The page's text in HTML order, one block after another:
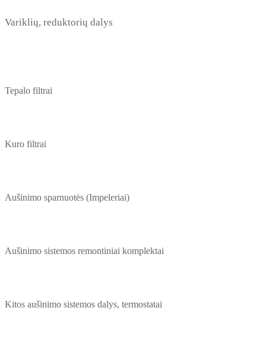
Variklių, reduktorių dalys
Tepalo filtrai
Kuro filtrai
Aušinimo sparnuotės (Impeleriai)
Aušinimo sistemos remontiniai komplektai
Kitos aušinimo sistemos dalys, termostatai